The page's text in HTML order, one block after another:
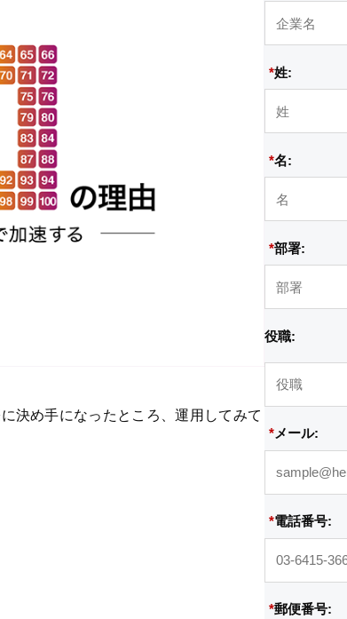
決め手になったところ、運用してみて
*姓:
*名:
*部署:
役職:
*メール:
*電話番号:
*郵便番号: